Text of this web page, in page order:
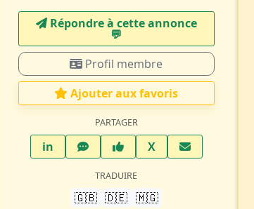
Répondre à cette annonce
💬​
Profil membre
Ajouter aux favoris
PARTAGER
inLinkedInWhatsAppFacebook
XTwitter X
TRADUIRE
🇬🇧 🇩🇪 🇲🇬